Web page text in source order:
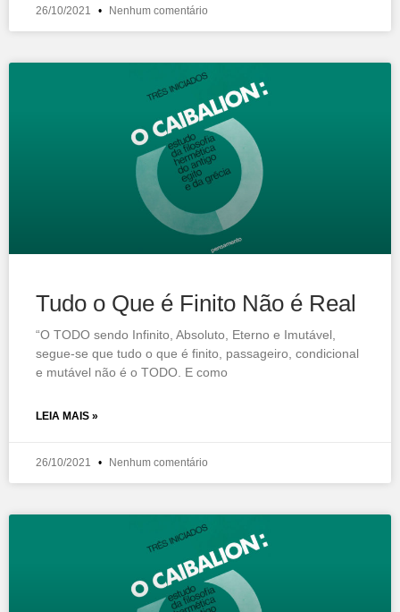
26/10/2021 Nenhum comentário
Tudo o Que é Finito Não é Real
“O TODO sendo Infinito, Absoluto, Eterno e Imutável,
segue-se que tudo o que é finito, passageiro, condicional
e mutável não é o TODO. E como
LEIA MAIS »
26/10/2021 Nenhum comentário